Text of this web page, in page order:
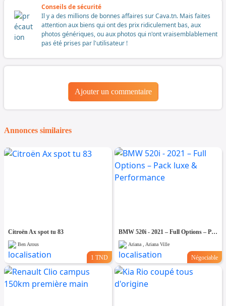
Conseils de sécurité
Il y a des millions de bonnes affaires sur Cava.tn. Mais faites
attention aux biens qui ont des prix ridiculement bas, aux
photos génériques, ou aux photos qui n'ont vraisemblablement
pas été prises par l'utilisateur !
Ajouter un commentaire
Annonces similaires
Citroën Ax spot tu 83
Ben Arous
1 TND
BMW 520i - 2021 – Full Options – Pack luxe & Performance
Ariana , Ariana Ville
Négociable